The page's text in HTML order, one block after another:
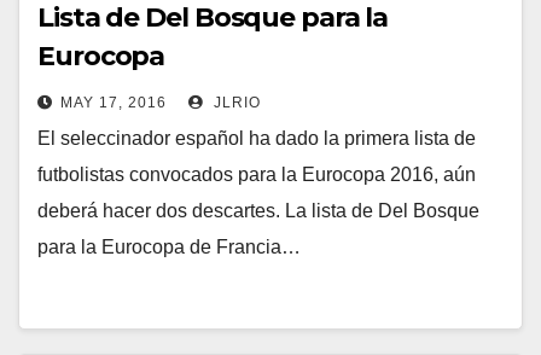
Lista de Del Bosque para la
Eurocopa
MAY 17, 2016 JLRIO
El seleccinador español ha dado la primera lista de
futbolistas convocados para la Eurocopa 2016, aún
deberá hacer dos descartes. La lista de Del Bosque
para la Eurocopa de Francia…